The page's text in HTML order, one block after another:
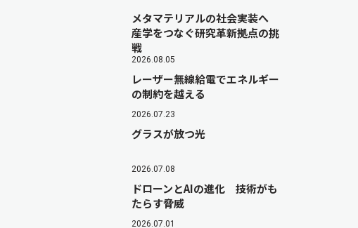
メタマテリアルの社会実装へ
産学をつなぐ研究革新拠点の挑
戦
2026.08.05
レーザー無線給電でエネルギー
の制約を越える
2026.07.23
グラスが放つ光
2026.07.08
ドローンとAIの進化 技術がも
たらす脅威
2026.07.01